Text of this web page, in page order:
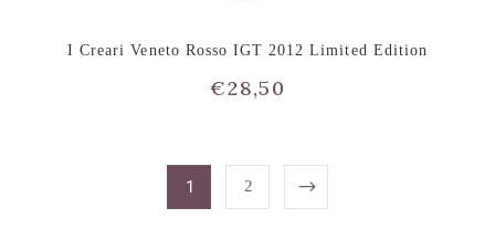
I Creari Veneto Rosso IGT 2012 Limited Edition
€28,50
1 2